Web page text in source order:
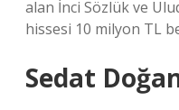
alan İnci Sözlük ve
hissesi 10 milyon TL
Sedat